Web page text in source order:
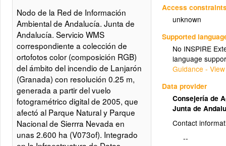
Access
unknown
Supported
No INSPIRE
language
Guidance -
Data provider
Consejería de
Junta de
Contact
--
Nodo de la Red de Información
Ambiental de Andalucía. Junta de
Andalucía. Servicio WMS
correspondiente a colección de
ortofotos color (composición RGB)
del ámbito del incendio de Lanjarón
(Granada) con resolución 0.25 m,
generada a partir del vuelo
fotogramétrico digital de 2005, que
afectó al Parque Natural y Parque
Nacional de Sierrra Nevada en
unas 2.600 ha (V073of). Integrado